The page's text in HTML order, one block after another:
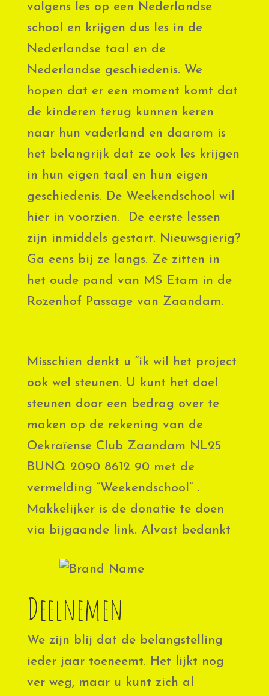
volgens les op een Nederlandse
school en krijgen dus les in de
Nederlandse taal en de
Nederlandse geschiedenis. We
hopen dat er een moment komt dat
de kinderen terug kunnen keren
naar hun vaderland en daarom is
het belangrijk dat ze ook les krijgen
in hun eigen taal en hun eigen
geschiedenis. De Weekendschool wil
hier in voorzien. De eerste lessen
zijn inmiddels gestart. Nieuwsgierig?
Ga eens bij ze langs. Ze zitten in
het oude pand van MS Etam in de
Rozenhof Passage van Zaandam.
Misschien denkt u “ik wil het project
ook wel steunen. U kunt het doel
steunen door een bedrag over te
maken op de rekening van de
Oekraïense Club Zaandam NL25
BUNQ 2090 8612 90 met de
vermelding “Weekendschool” .
Makkelijker is de donatie te doen
via bijgaande link. Alvast bedankt
Deelnemen
We zijn blij dat de belangstelling
ieder jaar toeneemt. Het lijkt nog
ver weg, maar u kunt zich al